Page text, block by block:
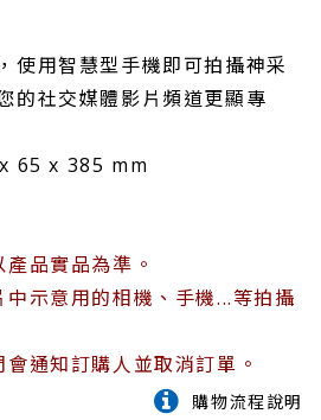
使用智慧型手機即可拍攝神采
的社交媒體影片頻道更顯專
65 x 385 mm
品實品為準。
示意用的相機、手機...等拍攝
通知訂購人並取消訂單。
購物流程說明